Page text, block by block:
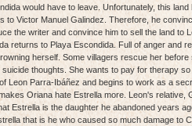
would have to leave. Unfortunately, this
to Victor Manuel Galindez. Therefore, he
the writer and convince him to sell the land to
returns to Playa Escondida. Full of anger and
herself. Some villagers rescue her
thoughts. She wants to pay for therapy
Leon Parra-Ibáñez and begins to work as a
Oriana hate Estrella more. Leon's relative,
Estrella is the daughter he abandoned years
that is he who caused so much damage to